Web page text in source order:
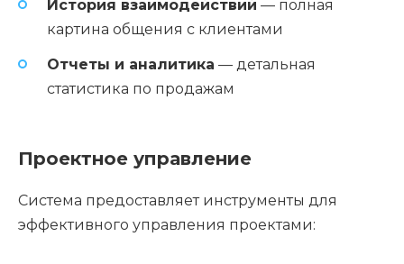
История взаимодействий — полная
картина общения с клиентами
Отчеты и аналитика — детальная
статистика по продажам
Проектное управление
Система предоставляет инструменты для
эффективного управления проектами: